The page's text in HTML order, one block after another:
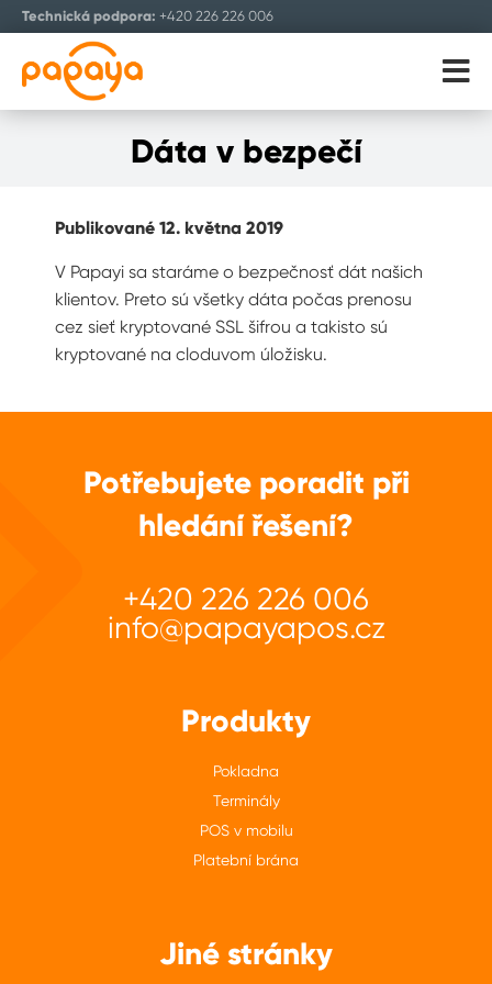
Technická podpora: +420 226 226 006
Dáta v bezpečí
Publikované 12. května 2019
V Papayi sa staráme o bezpečnosť dát našich
klientov. Preto sú všetky dáta počas prenosu
cez sieť kryptované SSL šifrou a takisto sú
kryptované na cloduvom úložisku.
Potřebujete poradit při
hledání řešení?
+420 226 226 006
info@papayapos.cz
Produkty
Pokladna
Terminály
POS v mobilu
Platební brána
Jiné stránky